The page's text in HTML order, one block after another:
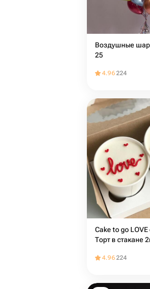
Воздушные
25
4.96224
Cake to go
Торт в стакане
4.96224